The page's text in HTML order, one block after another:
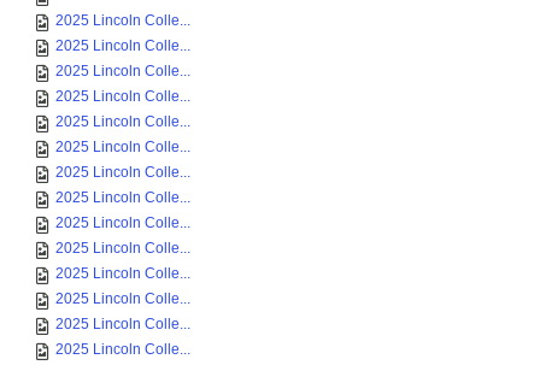
2025 Lincoln Colle...
2025 Lincoln Colle...
2025 Lincoln Colle...
2025 Lincoln Colle...
2025 Lincoln Colle...
2025 Lincoln Colle...
2025 Lincoln Colle...
2025 Lincoln Colle...
2025 Lincoln Colle...
2025 Lincoln Colle...
2025 Lincoln Colle...
2025 Lincoln Colle...
2025 Lincoln Colle...
2025 Lincoln Colle...